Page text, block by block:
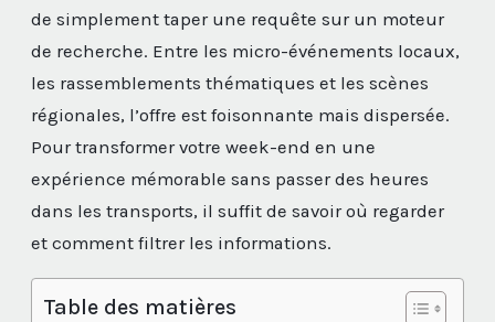
de simplement taper une requête sur un moteur
de recherche. Entre les micro-événements locaux,
les rassemblements thématiques et les scènes
régionales, l’offre est foisonnante mais dispersée.
Pour transformer votre week-end en une
expérience mémorable sans passer des heures
dans les transports, il suffit de savoir où regarder
et comment filtrer les informations.
Table des matières